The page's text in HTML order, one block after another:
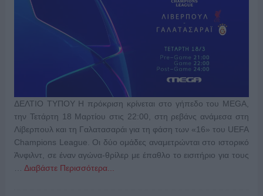
ΔΕΛΤΙΟ ΤΥΠΟΥ Η πρόκριση κρίνεται στο γήπεδο του MEGA,
την Τετάρτη 18 Μαρτίου στις 22:00, στη ρεβάνς ανάμεσα στη
Λίβερπουλ και τη Γαλατασαράι για τη φάση των «16» του UEFA
Champions League. Οι δύο ομάδες αναμετρώνται στο ιστορικό
Άνφιλντ, σε έναν αγώνα-θρίλερ με έπαθλο το εισιτήριο για τους
Διαβάστε Περισσότερα...